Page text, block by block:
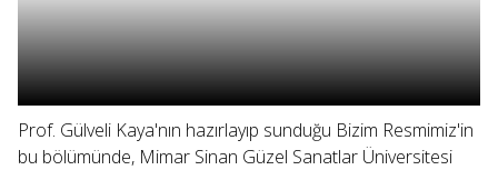
Prof. Gülveli Kaya'nın hazırlayıp sunduğu Bizim Resmimiz'in
bu bölümünde, Mimar Sinan Güzel Sanatlar Üniversitesi